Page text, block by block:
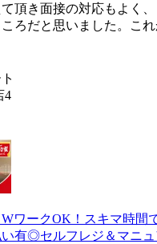
頂き面接の対応もよく
ろだと思いました。こ
4
WワークOK！スキマ時間
有◎セルフレジ＆マニュ